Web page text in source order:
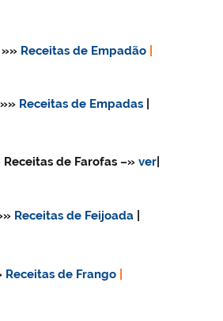
»» Receitas de Empadão
»» Receitas de Empadas
Receitas de Farofas –» ver
Receitas de Feijoada
Receitas de Frango